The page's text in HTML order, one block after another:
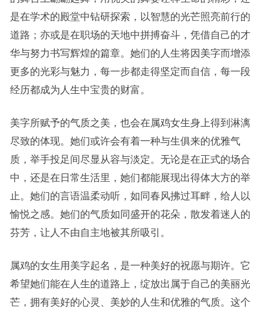
是在学术的殿堂中钻研探索，以智慧的光芒照亮前行的
道路；亦或是在职场的天地中拼搏奋斗，凭借自己的才
华与努力书写辉煌的篇章。她们的人生将因美字而增添
更多的光彩与魅力，每一步都走得坚定而自信，每一段
经历都成为人生中宝贵的财富。
美字所赋予的气质之美，也会在属鸡女生身上得到淋漓
尽致的体现。她们或许会有着一种与生俱来的优雅气
质，举手投足间尽显从容与淡定。无论是在正式的场合
中，还是在日常生活里，她们都能展现出得体大方的举
止。她们的言语温柔动听，如同春风拂过耳畔，给人以
愉悦之感。她们的气质如同盛开的花朵，散发着迷人的
芬芳，让人不由自主地被其所吸引。
属鸡的女生用美字起名，是一种美好的祝愿与期许。它
希望她们能在人生的道路上，绽放出属于自己的美丽光
芒，拥有美好的心灵、美妙的人生和优雅的气质。这个